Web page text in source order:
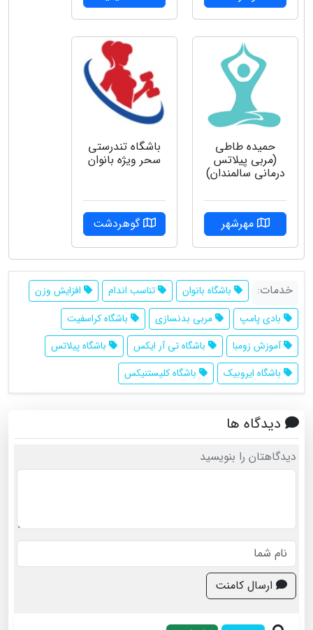
حمیده طاطی
(مربی پیلاتس
درمانی سالمندان)
مهرشهر
باشگاه تندرستی
سحر ویژه بانوان
گوهردشت
خدمات: باشگاه بانوان تناسب اندام
افزایش وزن
بادی پامپ
مربی بدنسازی
باشگاه کراسفیت
آموزش زومبا
باشگاه تی آر ایکس
باشگاه پیلاتس
باشگاه ایروبیک
باشگاه کلیستنیکس
دیدگاه ها
دیدگاهتان را بنویسید
ارسال کامنت